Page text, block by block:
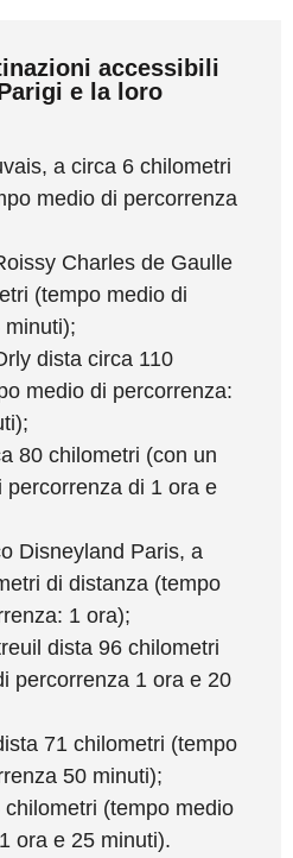
accessibili
e la loro
a circa 6 chilometri
medio di percorrenza
Charles de Gaulle
(tempo medio di
minuti);
dista circa 110
medio di percorrenza:
80 chilometri (con un
percorrenza di 1 ora e
Disneyland Paris, a
di distanza (tempo
1 ora);
dista 96 chilometri
percorrenza 1 ora e 20
71 chilometri (tempo
50 minuti);
(tempo medio
ora e 25 minuti).